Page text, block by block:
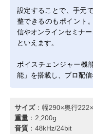
設定することで、手元
整できるのもポイント
信やオンラインセミナ
といえます。
ボイスチェンジャー機
能」を搭載し、プロ配信
サイズ：幅290×奥行
重量 ：2,200g
音質 ：48kHz/24bit